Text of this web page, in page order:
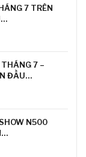
7 TRÊN
THÁNG 7 –
ĐẦU…
N500